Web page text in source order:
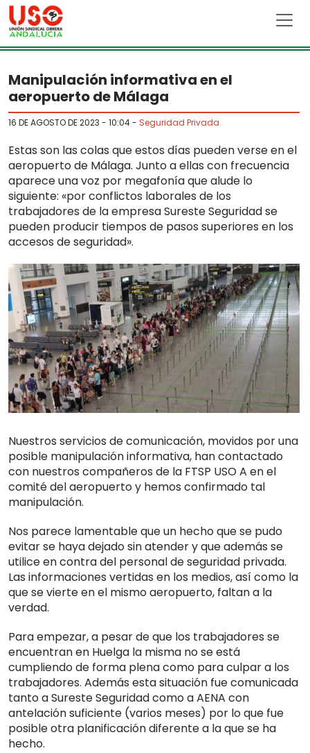
Skip to main content
Manipulación informativa en el
aeropuerto de Málaga
16 DE AGOSTO DE 2023 - 10:04- Seguridad Privada
Estas son las colas que estos días pueden verse en el
aeropuerto de Málaga. Junto a ellas con frecuencia
aparece una voz por megafonía que alude lo
siguiente: «por conflictos laborales de los
trabajadores de la empresa Sureste Seguridad se
pueden producir tiempos de pasos superiores en los
accesos de seguridad».
Nuestros servicios de comunicación, movidos por una
posible manipulación informativa, han contactado
con nuestros compañeros de la FTSP USO A en el
comité del aeropuerto y hemos confirmado tal
manipulación.
Nos parece lamentable que un hecho que se pudo
evitar se haya dejado sin atender y que además se
utilice en contra del personal de seguridad privada.
Las informaciones vertidas en los medios, así como la
que se vierte en el mismo aeropuerto, faltan a la
verdad.
Para empezar, a pesar de que los trabajadores se
encuentran en Huelga la misma no se está
cumpliendo de forma plena como para culpar a los
trabajadores. Además esta situación fue comunicada
tanto a Sureste Seguridad como a AENA con
antelación suficiente (varios meses) por lo que fue
posible otra planificación diferente a la que se ha
hecho.